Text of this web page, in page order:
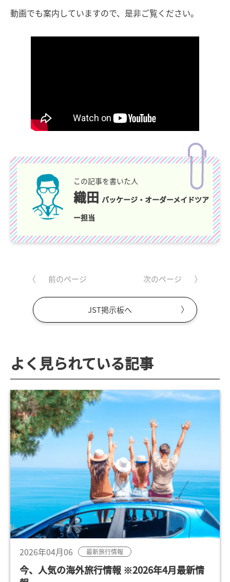
動画でも案内していますので、是非ご覧ください。
この記事を書いた人
織田 パッケージ・オーダーメイドツア
ー担当
前のページ
JST掲示板へ
次のページ
よく見られている記事
2026年04月06 最新旅行情報
今、人気の海外旅行情報 ※2026年4月最新情